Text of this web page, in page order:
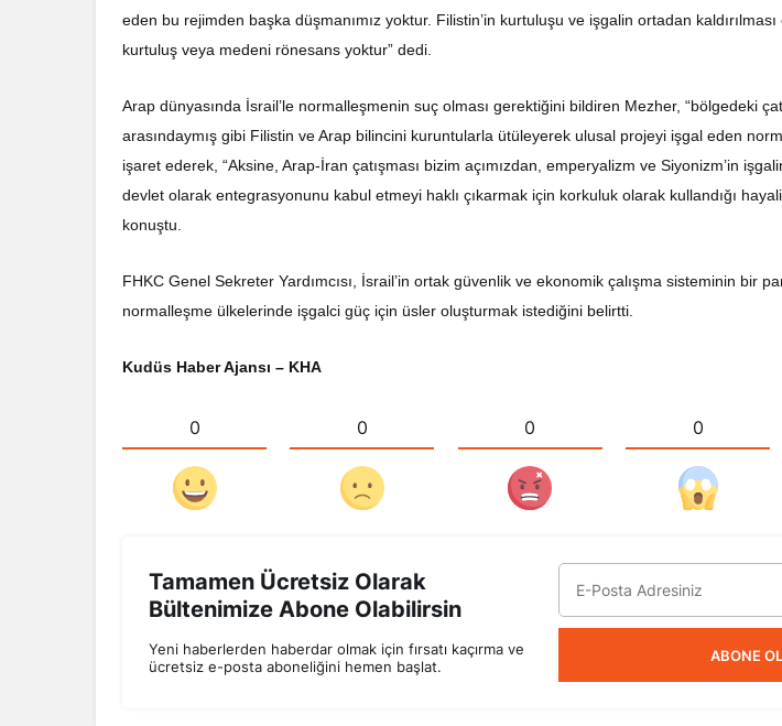
eden bu rejimden başka düşmanımız yoktur. Filistin’in kurtuluşu ve işgalin ortadan
kurtuluş veya medeni rönesans yoktur” dedi.
Arap dünyasında İsrail’le normalleşmenin suç olması gerektiğini bildiren Mezher, “bölgedeki
arasındaymış gibi Filistin ve Arap bilincini kuruntularla ütüleyerek ulusal projeyi işgal eden
işaret ederek, “Aksine, Arap-İran çatışması bizim açımızdan, emperyalizm ve Siyonizm’in
devlet olarak entegrasyonunu kabul etmeyi haklı çıkarmak için korkuluk olarak kullandığı hayali
konuştu.
FHKC Genel Sekreter Yardımcısı, İsrail’in ortak güvenlik ve ekonomik çalışma sisteminin bir
normalleşme ülkelerinde işgalci güç için üsler oluşturmak istediğini belirtti.
Kudüs Haber Ajansı – KHA
0 0 0 0
Tamamen Ücretsiz Olarak
Bültenimize Abone Olabilirsin
Yeni haberlerden haberdar olmak için fırsatı kaçırma ve
ücretsiz e-posta aboneliğini hemen başlat.
ABONE OL